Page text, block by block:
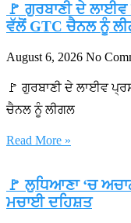
🚩 ਗੁਰਬਾਣੀ ਦੇ
ਵੱਲੋਂ GTC ਚੈਨਲ ਨੂੰ
August 6, 2026 No
🚩 ਗੁਰਬਾਣੀ ਦੇ ਲਾਈਵ
ਚੈਨਲ ਨੂੰ ਲੀਗਲ
Read More »
🚩 ਲੁਧਿਆਣਾ ‘ਚ
ਮਚਾਈ ਦਹਿਸ਼ਤ